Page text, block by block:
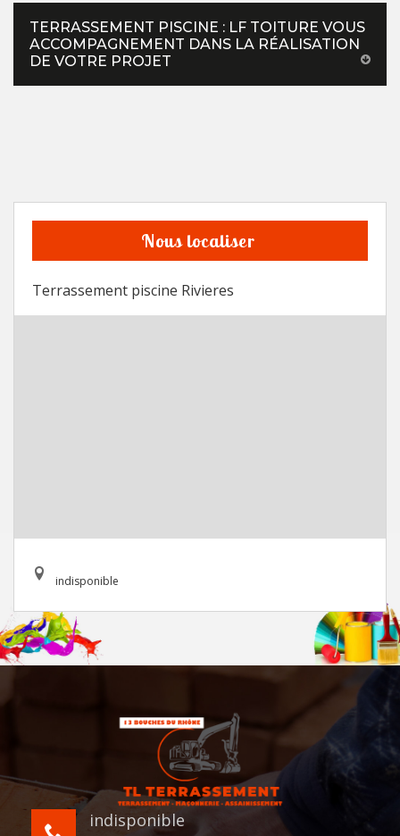
TERRASSEMENT PISCINE : LF TOITURE VOUS
ACCOMPAGNEMENT DANS LA RÉALISATION
DE VOTRE PROJET
Nous localiser
Terrassement piscine Rivieres
indisponible
indisponible